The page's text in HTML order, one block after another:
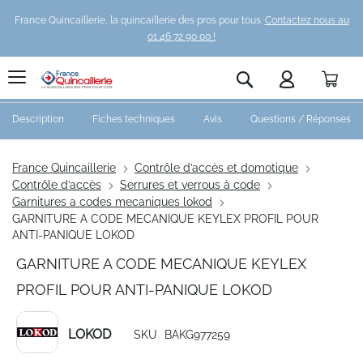
France Quincaillerie, la quincaillerie des pros pour tous. Contactez nous au
01 46 72 90 00 !
Rechercher
France Quincaillerie
Contrôle d’accès et domotique
Contrôle d’accès
Serrures et verrous à code
Garnitures a codes mecaniques lokod
GARNITURE A CODE MECANIQUE KEYLEX PROFIL POUR
ANTI-PANIQUE LOKOD
GARNITURE A CODE MECANIQUE KEYLEX
PROFIL POUR ANTI-PANIQUE LOKOD
LOKOD SKU BAKG977259
Description Fiches techniques Avis Questions / Réponses